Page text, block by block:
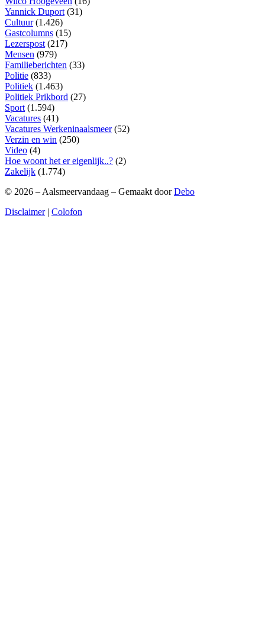
Yannick Duport (31)
Cultuur(1.426)
Gastcolumns (15)
Lezerspost (217)
Mensen (979)
Familieberichten (33)
Politie (833)
Politiek (1.463)
Politiek Prikbord (27)
Sport (1.594)
Vacatures (41)
Vacatures Werkeninaalsmeer(52)
Verzin en win (250)
Video (4)
Hoe woont het er eigenlijk..? (2)
Zakelijk (1.774)
© 2026 – Aalsmeervandaag – Gemaakt doorDebo
Disclaimer| Colofon